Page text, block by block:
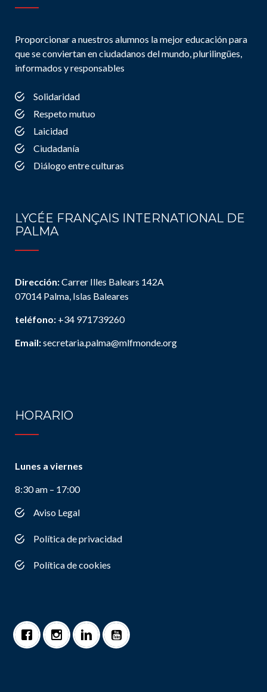
Proporcionar a nuestros alumnos la mejor educación para
que se conviertan en ciudadanos del mundo, plurilingües,
informados y responsables
Solidaridad
Respeto mutuo
Laicidad
Ciudadanía
Diálogo entre culturas
LYCÉE FRANÇAIS INTERNATIONAL DE
PALMA
Dirección:Carrer Illes Balears 142A
07014 Palma, Islas Baleares
teléfono: +34 971739260
Email:secretaria.palma@mlfmonde.org
HORARIO
Lunes a viernes
8:30 am – 17:00
Aviso Legal
Política de privacidad
Política de cookies